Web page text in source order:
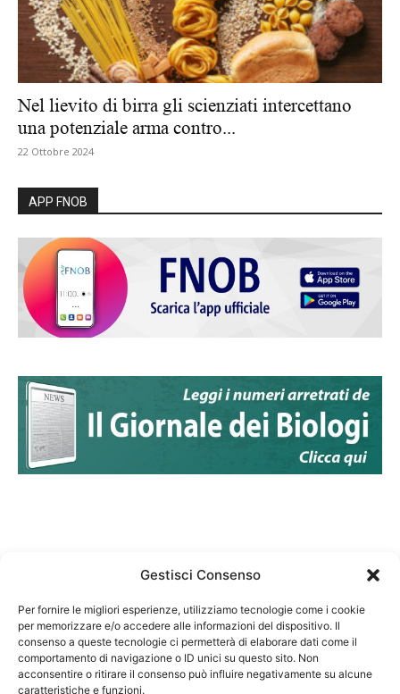
Gestisci Consenso
Per fornire le migliori esperienze, utilizziamo tecnologie come i cookie
per memorizzare e/o accedere alle informazioni del dispositivo. Il
consenso a queste tecnologie ci permetterà di elaborare dati come il
comportamento di navigazione o ID unici su questo sito. Non
acconsentire o ritirare il consenso può influire negativamente su alcune
caratteristiche e funzioni.
Nel lievito di birra gli scienziati intercettano
una potenziale arma contro...
22 Ottobre 2024
APP FNOB
Federazione Nazionale Degli Ordini dei Biologi:
codice fiscale 80069130583
Responsabile sito internet www.fnob.it: Vincenzo